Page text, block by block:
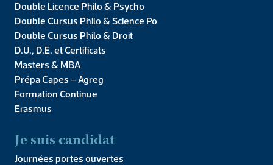
Double Licence Philo & Psycho
Double Cursus Philo & Science Po
Double Cursus Philo & Droit
D.U., D.E. et Certificats
Masters & MBA
Prépa Capes – Agreg
Formation Continue
Erasmus
Je suis candidat
Journées portes ouvertes